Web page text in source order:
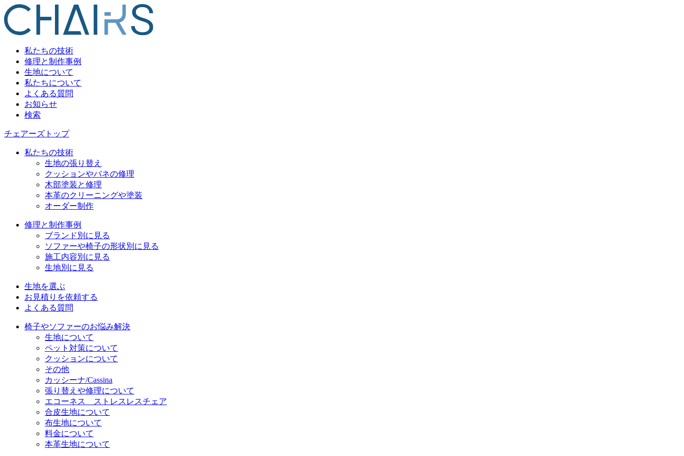
私たちの技術
修理と制作事例
生地について
私たちについて
よくある質問
お知らせ
検索
チェアーズトップ
私たちの技術
生地の張り替え
クッションやバネの修理
木部塗装と修理
本革のクリーニングや塗装
オーダー制作
修理と制作事例
ブランド別に見る
ソファーや椅子の形状別に見る
施工内容別に見る
生地別に見る
生地を選ぶ
お見積りを依頼する
よくある質問
椅子やソファーのお悩み解決
生地について
ペット対策について
クッションについて
その他
カッシーナ/Cassina
張り替えや修理について
エコーネス ストレスレスチェア
合皮生地について
布生地について
料金について
本革生地について